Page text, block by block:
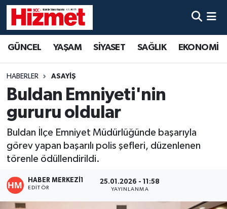
GÜNCEL YAŞAM SİYASET SAĞLIK EKONOMİ
HABERLER ASAYİŞ
Buldan Emniyeti'nin
gururu oldular
Buldan İlçe Emniyet Müdürlüğünde başarıyla
görev yapan başarılı polis şefleri, düzenlenen
törenle ödüllendirildi.
HABER MERKEZI1
EDITÖR
25.01.2026 - 11:58
YAYINLANMA
YAŞAM
SİYASET
SAĞLIK
EKONOMİ
Denizli Hava Durumu
Denizli Trafik Yoğunluk Haritası
Süper Lig Puan Durumu ve Fikstür
Tüm Manşetler